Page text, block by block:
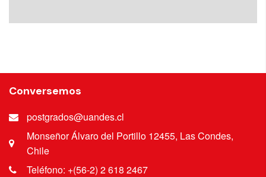
Conversemos
postgrados@uandes.cl
Monseñor Álvaro del Portillo 12455, Las Condes,
Chile
Teléfono: +(56-2) 2 618 2467